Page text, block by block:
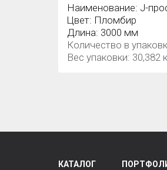
Наименование: J-
Цвет: Пломбир
Длина: 3000 мм
Количество в
Вес упаковки: 30,382
КАТАЛОГ